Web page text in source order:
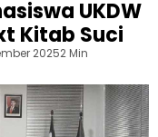
UKDW
Kitab Suci
20252 Min